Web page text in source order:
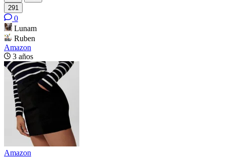
291
0
Lunam
Ruben
Amazon
3 años
Amazon